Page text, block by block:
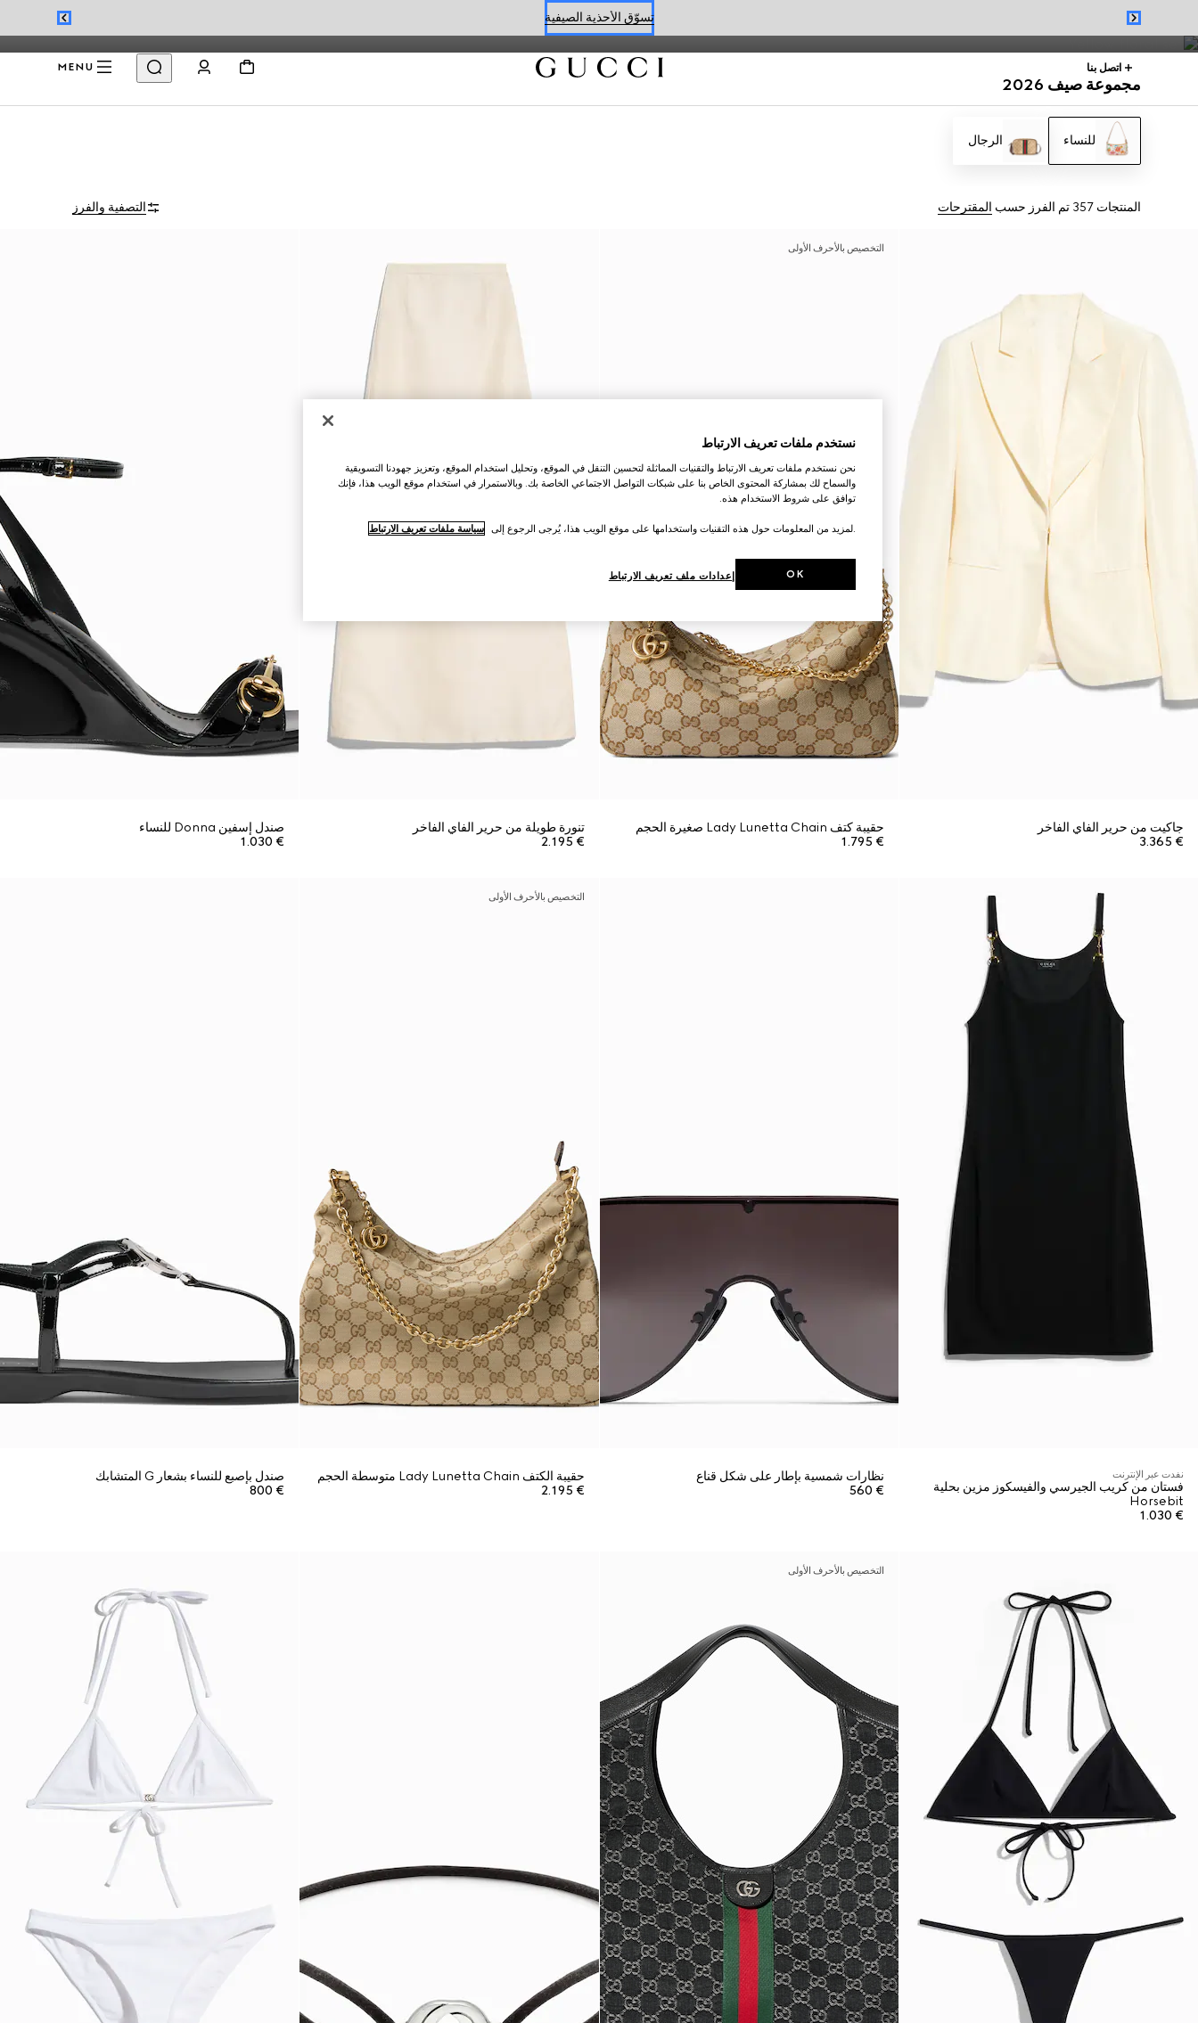
تسوّق الأحذية الصيفية
حجز موعد
اتصل بنا MENU
فساتين وحقائب صيفية من Jackie 1961 إلى Gucci Giglio تبرز نقشة Flora، مثالية للموسم.
مجموعة صيف 2026
للنساء الرجال
المنتجات 357 تم الفرز حسب المقترحات التصفية والفرز
جاكيت من حرير الفاي الفاخر
€ 3.365
التخصيص بالأحرف الأولى
حقيبة كتف Lady Lunetta Chain صغيرة الحجم
€ 1.795
تنورة طويلة من حرير الفاي الفاخر
€ 2.195
صندل إسفين Donna للنساء
€ 1.030
نفدت عبر الإنترنت
فستان من كريب الجيرسي والفيسكوز مزين بحلية
Horsebit
€ 1.030
نظارات شمسية بإطار على شكل قناع
€ 560
التخصيص بالأحرف الأولى
حقيبة الكتف Lady Lunetta Chain متوسطة الحجم
€ 2.195
صندل بإصبع للنساء بشعار G المتشابك
€ 800
التخصيص بالأحرف الأولى
نستخدم ملفات تعريف الارتباط
نحن نستخدم ملفات تعريف الارتباط والتقنيات المماثلة لتحسين التنقل في الموقع، وتحليل استخدام الموقع، وتعزيز جهودنا التسويقية
والسماح لك بمشاركة المحتوى الخاص بنا على شبكات التواصل الاجتماعي الخاصة بك. وبالاستمرار في استخدام موقع الويب هذا، فإنك
توافق على شروط الاستخدام هذه.
.لمزيد من المعلومات حول هذه التقنيات واستخدامها على موقع الويب هذا، يُرجى الرجوع إلى سياسة ملفات تعريف الارتباط
إعدادات ملف تعريف الارتباط OK